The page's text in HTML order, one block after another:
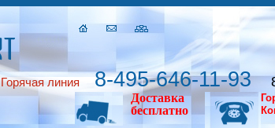
Горячая линия 8-495-646-11-93
Доставка
бесплатно